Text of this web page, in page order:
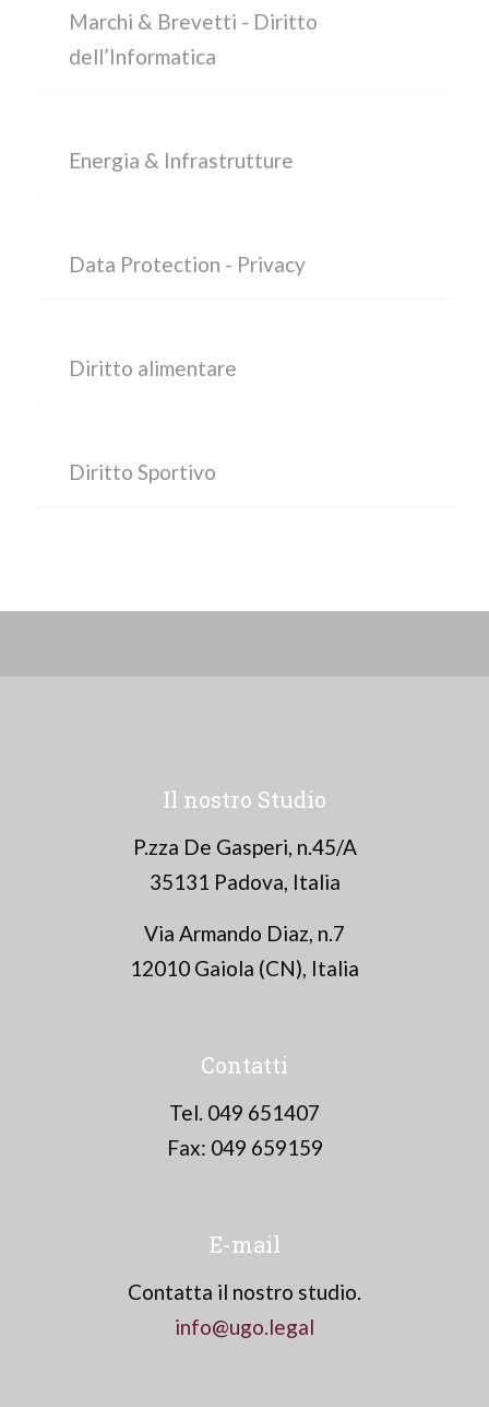
Marchi & Brevetti - Diritto
dell’Informatica
Energia & Infrastrutture
Data Protection - Privacy
Diritto alimentare
Diritto Sportivo
Il nostro Studio
P.zza De Gasperi, n.45/A
35131 Padova, Italia
Via Armando Diaz, n.7
12010 Gaiola (CN), Italia
Contatti
Tel. 049 651407
Fax: 049 659159
E-mail
Contatta il nostro studio.
info@ugo.legal